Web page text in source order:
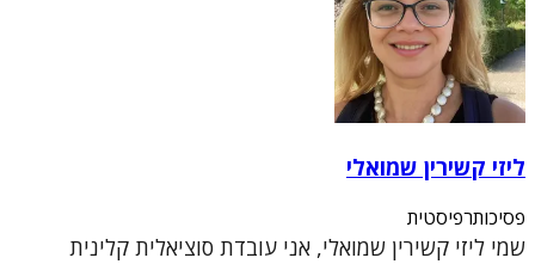
ליזי קשירין שמואלי
פסיכותרפיסטית
שמי ליזי קשירין שמואלי, אני עובדת סוציאלית קלינית